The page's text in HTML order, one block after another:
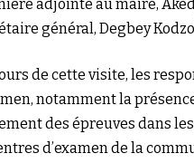
adjointe au maire,
général, Degbey
de cette visite, les
notamment la
des épreuves dans
d’examen de la